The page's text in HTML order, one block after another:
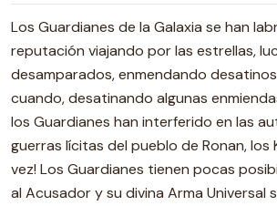
Los Guardianes de la Galaxia se han
reputación viajando por las estrellas,
desamparados, enmendando
cuando, desatinando algunas
los Guardianes han interferido en las
guerras lícitas del pueblo de Ronan, los
vez! Los Guardianes tienen pocas
al Acusador y su divina Arma Universal